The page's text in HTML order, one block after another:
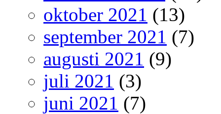
oktober 2021 (13)
september 2021 (7)
augusti 2021 (9)
juli 2021 (3)
juni 2021 (7)